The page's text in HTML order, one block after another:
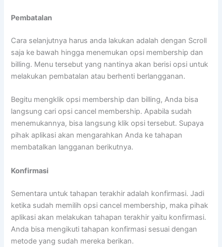
Pembatalan
Cara selanjutnya harus anda lakukan adalah dengan Scroll
saja ke bawah hingga menemukan opsi membership dan
billing. Menu tersebut yang nantinya akan berisi opsi untuk
melakukan pembatalan atau berhenti berlangganan.
Begitu mengklik opsi membership dan billing, Anda bisa
langsung cari opsi cancel membership. Apabila sudah
menemukannya, bisa langsung klik opsi tersebut. Supaya
pihak aplikasi akan mengarahkan Anda ke tahapan
membatalkan langganan berikutnya.
Konfirmasi
Sementara untuk tahapan terakhir adalah konfirmasi. Jadi
ketika sudah memilih opsi cancel membership, maka pihak
aplikasi akan melakukan tahapan terakhir yaitu konfirmasi.
Anda bisa mengikuti tahapan konfirmasi sesuai dengan
metode yang sudah mereka berikan.